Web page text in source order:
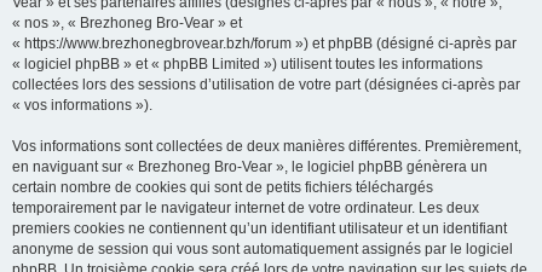
« nos », « Brezhoneg Bro-Vear » et
« https://www.brezhonegbrovear.bzh/forum ») et phpBB (désigné ci-après par
« logiciel phpBB » et « phpBB Limited ») utilisent toutes les informations
collectées lors des sessions d’utilisation de votre part (désignées ci-après par
« vos informations »).
Vos informations sont collectées de deux manières différentes. Premièrement,
en naviguant sur « Brezhoneg Bro-Vear », le logiciel phpBB génèrera un
certain nombre de cookies qui sont de petits fichiers téléchargés
temporairement par le navigateur internet de votre ordinateur. Les deux
premiers cookies ne contiennent qu’un identifiant utilisateur et un identifiant
anonyme de session qui vous sont automatiquement assignés par le logiciel